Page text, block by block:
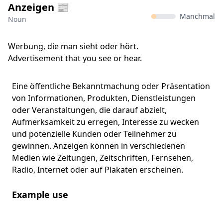
Anzeigen 📰
Noun Manchmal
Werbung, die man sieht oder hört.
Advertisement that you see or hear.
Eine öffentliche Bekanntmachung oder Präsentation
von Informationen, Produkten, Dienstleistungen
oder Veranstaltungen, die darauf abzielt,
Aufmerksamkeit zu erregen, Interesse zu wecken
und potenzielle Kunden oder Teilnehmer zu
gewinnen. Anzeigen können in verschiedenen
Medien wie Zeitungen, Zeitschriften, Fernsehen,
Radio, Internet oder auf Plakaten erscheinen.
Example use